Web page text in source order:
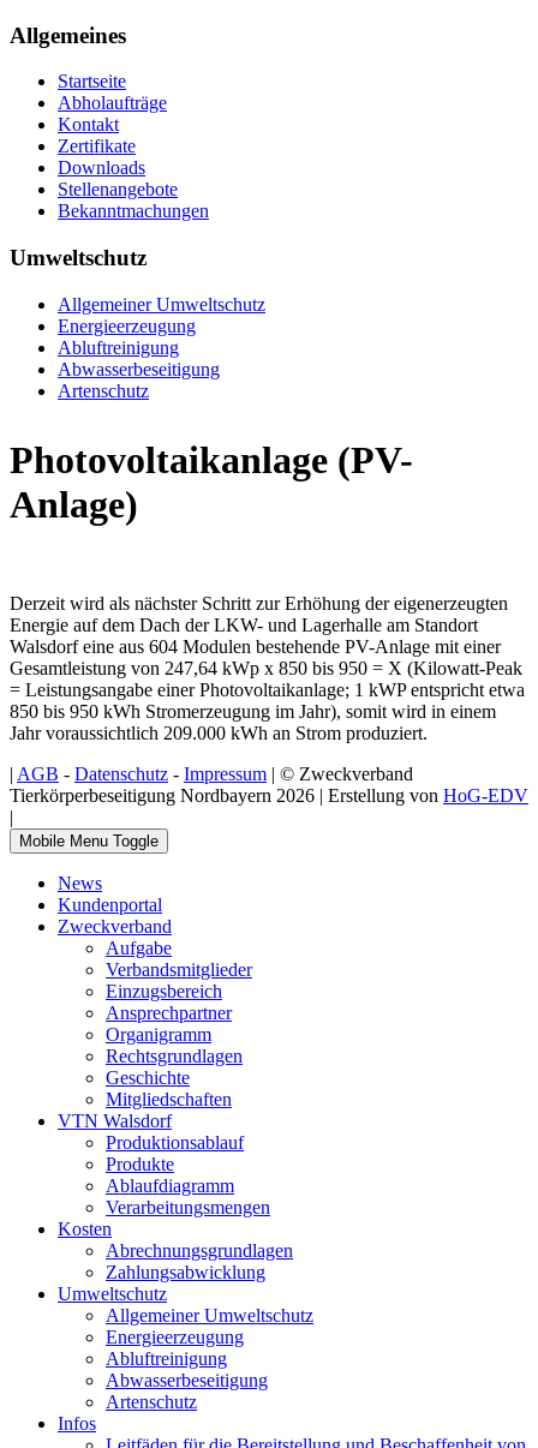
Allgemeines
Startseite
Abholaufträge
Kontakt
Zertifikate
Downloads
Stellenangebote
Bekanntmachungen
Umweltschutz
Allgemeiner Umweltschutz
Energieerzeugung
Abluftreinigung
Abwasserbeseitigung
Artenschutz
Photovoltaikanlage (PV-
Anlage)
Derzeit wird als nächster Schritt zur Erhöhung der eigenerzeugten
Energie auf dem Dach der LKW- und Lagerhalle am Standort
Walsdorf eine aus 604 Modulen bestehende PV-Anlage mit einer
Gesamtleistung von 247,64 kWp x 850 bis 950 = X (Kilowatt-Peak
= Leistungsangabe einer Photovoltaikanlage; 1 kWP entspricht etwa
850 bis 950 kWh Stromerzeugung im Jahr), somit wird in einem
Jahr voraussichtlich 209.000 kWh an Strom produziert.
| AGB - Datenschutz - Impressum | © Zweckverband
Tierkörperbeseitigung Nordbayern 2026 | Erstellung von HoG-EDV
|
Mobile Menu Toggle
News
Kundenportal
Zweckverband
Aufgabe
Verbandsmitglieder
Einzugsbereich
Ansprechpartner
Organigramm
Rechtsgrundlagen
Geschichte
Mitgliedschaften
VTN Walsdorf
Produktionsablauf
Produkte
Ablaufdiagramm
Verarbeitungsmengen
Kosten
Abrechnungsgrundlagen
Zahlungsabwicklung
Umweltschutz
Allgemeiner Umweltschutz
Energieerzeugung
Abluftreinigung
Abwasserbeseitigung
Artenschutz
Infos